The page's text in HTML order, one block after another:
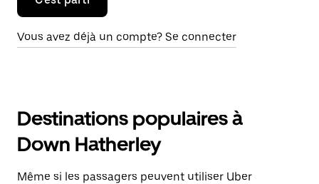
Vous avez déjà un compte? Se connecter
Destinations populaires à
Down Hatherley
Même si les passagers peuvent utiliser Uber